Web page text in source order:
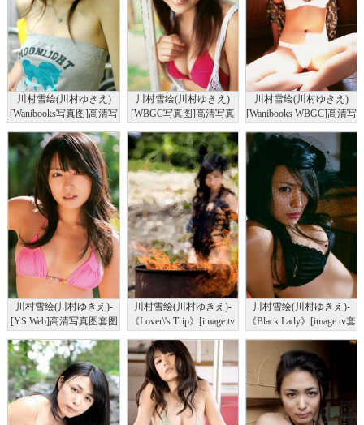
川村雪绘(川村ゆきえ)
[Wanibooks写真图]高清写
川村雪绘(川村ゆきえ)
[WBGC写真图]高清写真
川村雪绘(川村ゆきえ)
[Wanibooks WBGC]高清写
川村雪绘(川村ゆきえ)-
[YS Web]高清写真图套图
川村雪绘(川村ゆきえ)-
《Lover\'s Trip》[image.tv
川村雪绘(川村ゆきえ)-
《Black Lady》[image.tv套